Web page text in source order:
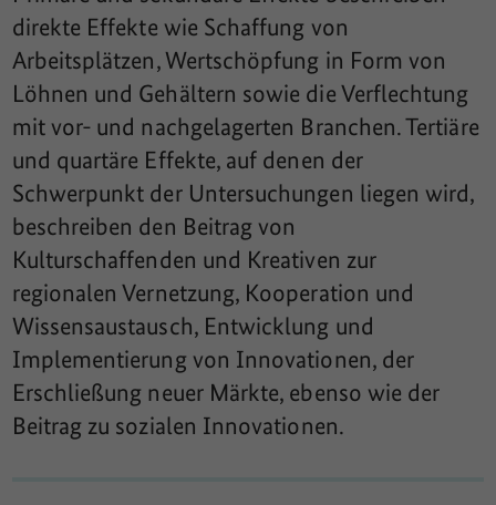
direkte Effekte wie Schaffung von
Arbeitsplätzen, Wertschöpfung in Form von
Löhnen und Gehältern sowie die Verflechtung
mit vor- und nachgelagerten Branchen. Tertiäre
und quartäre Effekte, auf denen der
Schwerpunkt der Untersuchungen liegen wird,
beschreiben den Beitrag von
Kulturschaffenden und Kreativen zur
regionalen Vernetzung, Kooperation und
Wissensaustausch, Entwicklung und
Implementierung von Innovationen, der
Erschließung neuer Märkte, ebenso wie der
Beitrag zu sozialen Innovationen.